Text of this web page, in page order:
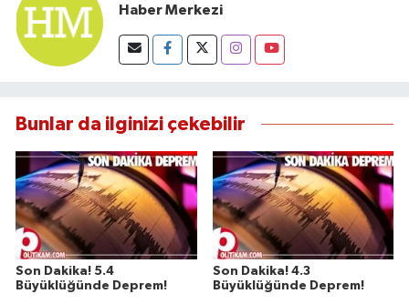
Haber Merkezi
Bunlar da ilginizi çekebilir
Son Dakika! 5.4
Büyüklüğünde Deprem!
Son Dakika! 4.3
Büyüklüğünde Deprem!